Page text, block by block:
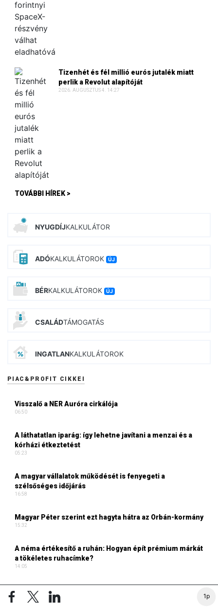
1p
Tizenhét és fél millió eurós jutalék miatt
perlik a Revolut alapítóját
2026. AUGUSZTUS 4. 14:27
TOVÁBBI HÍREK >
NYUGDÍJKALKULÁTOR
ADÓKALKULÁTOROK ÚJ
BÉRKALKULÁTOROK ÚJ
CSALÁDTÁMOGATÁS
INGATLANKALKULÁTOROK
PIAC&PROFIT CIKKEI
Visszalő a NER Auróra cirkálója
06:50
A láthatatlan iparág: így lehetne javítani a menzai és a
kórházi étkeztetést
05:23
A magyar vállalatok működését is fenyegeti a
szélsőséges időjárás
16:58
Magyar Péter szerint ezt hagyta hátra az Orbán-kormány
15:32
A néma értékesítő a ruhán: Hogyan épít prémium márkát
a tökéletes ruhacímke?
14:05
TURIZMUS ONLINE CIKKEI